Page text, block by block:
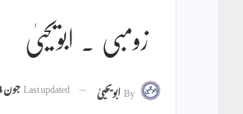
زومبی ۔ ابویحییٰ
Byابویحییٰ Last updatedجون 4, 2022